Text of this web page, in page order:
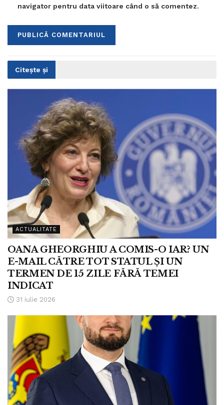
navigator pentru data viitoare când o să comentez.
Citește și
ACTUALITATE
OANA GHEORGHIU A COMIS-O IAR? UN
E-MAIL CĂTRE TOT STATUL ȘI UN
TERMEN DE 15 ZILE FĂRĂ TEMEI
INDICAT
31 iulie 2026